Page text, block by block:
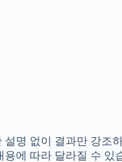
명 없이 결과만 강조
에 따라 달라질 수 있